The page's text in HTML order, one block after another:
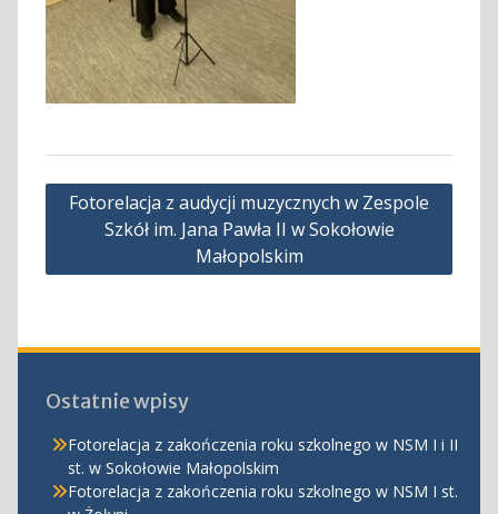
Nawigacja
wpisu
Fotorelacja z audycji muzycznych w Zespole
Szkół im. Jana Pawła II w Sokołowie
Małopolskim
Ostatnie wpisy
Fotorelacja z zakończenia roku szkolnego w NSM I i II
st. w Sokołowie Małopolskim
Fotorelacja z zakończenia roku szkolnego w NSM I st.